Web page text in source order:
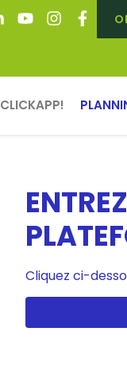
CLICKAPP!
Cliquez ci-